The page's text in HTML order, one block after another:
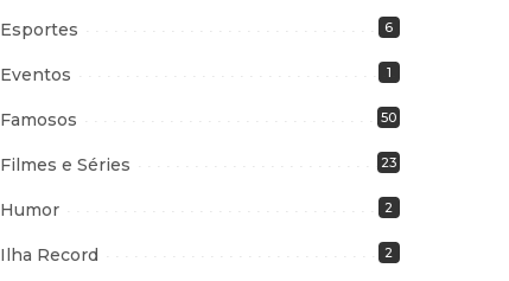
Esportes 6
Eventos 1
Famosos 50
Filmes e Séries 23
Humor 2
Ilha Record 2